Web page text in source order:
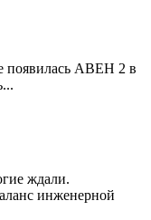
появилась АВЕН 2 в
ждали.
инженерной